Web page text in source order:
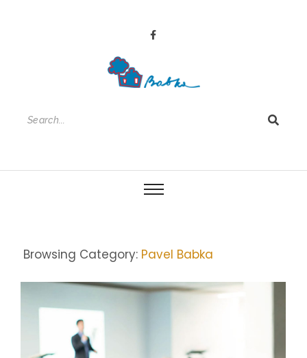
Browsing Category: Pavel Babka